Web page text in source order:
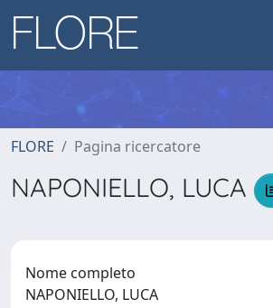
FLORE Pagina ricercatore
NAPONIELLO, LUCA
Nome completo
NAPONIELLO, LUCA